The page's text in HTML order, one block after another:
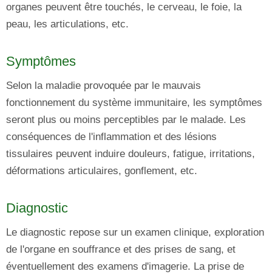
organes peuvent être touchés, le cerveau, le foie, la
peau, les articulations, etc.
Symptômes
Selon la maladie provoquée par le mauvais
fonctionnement du système immunitaire, les symptômes
seront plus ou moins perceptibles par le malade. Les
conséquences de l'inflammation et des lésions
tissulaires peuvent induire douleurs, fatigue, irritations,
déformations articulaires, gonflement, etc.
Diagnostic
Le diagnostic repose sur un examen clinique, exploration
de l'organe en souffrance et des prises de sang, et
éventuellement des examens d'imagerie. La prise de